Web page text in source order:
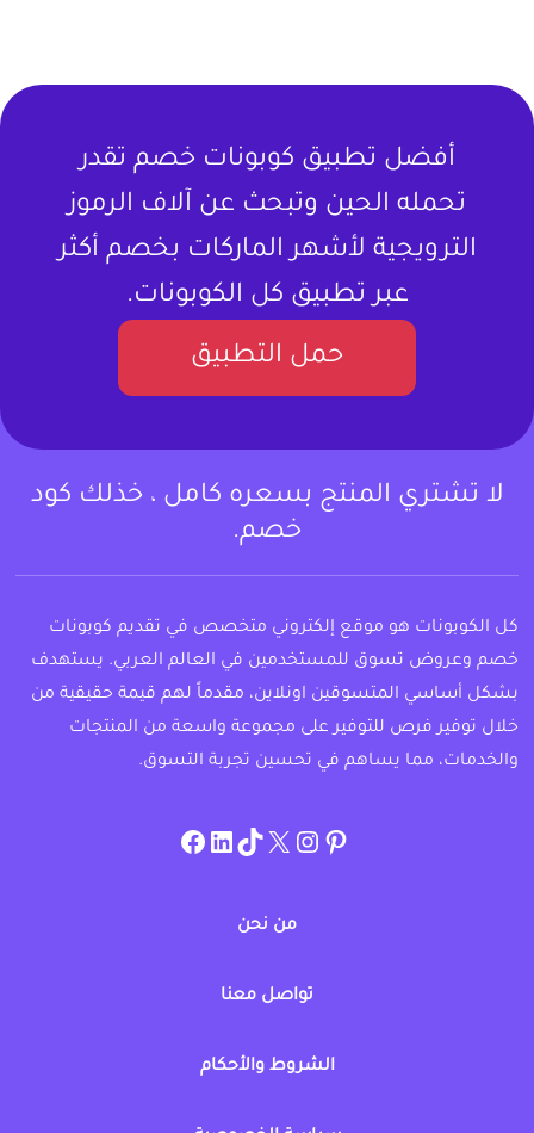
أفضل تطبيق كوبونات خصم تقدر
تحمله الحين وتبحث عن آلاف الرموز
الترويجية لأشهر الماركات بخصم أكثر
عبر تطبيق كل الكوبونات.
حمل التطبيق
لا تشتري المنتج بسعره كامل ، خذلك كود
خصم.
كل الكوبونات هو موقع إلكتروني متخصص في تقديم كوبونات
خصم وعروض تسوق للمستخدمين في العالم العربي. يستهدف
بشكل أساسي المتسوقين اونلاين، مقدماً لهم قيمة حقيقية من
خلال توفير فرص للتوفير على مجموعة واسعة من المنتجات
والخدمات، مما يساهم في تحسين تجربة التسوق.
pinterest
allcouponat
twitter
TikTok
linkedin
facebook
من نحن
تواصل معنا
الشروط والأحكام